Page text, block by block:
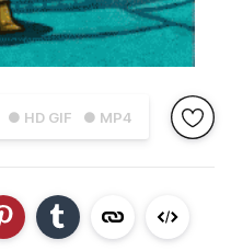
● HD GIF ● MP4